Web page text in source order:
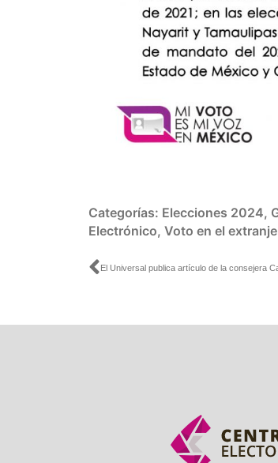
Categorías: Elecciones 2024,
Electrónico, Voto en el
Ant